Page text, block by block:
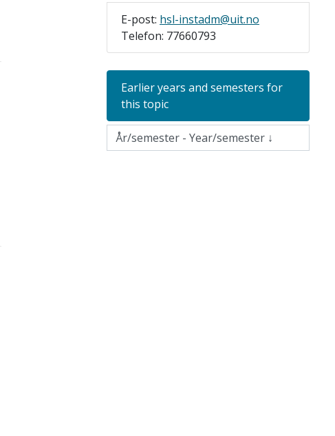
E-post: hsl-instadm@uit.no
Telefon: 77660793
Earlier years and semesters for
this topic